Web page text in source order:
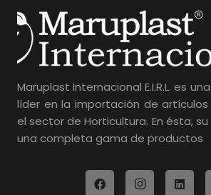
Maruplast Internacional E.I.R.L. es
líder en la importación de
el sector de Horticultura. En ésta,
una completa gama de productos